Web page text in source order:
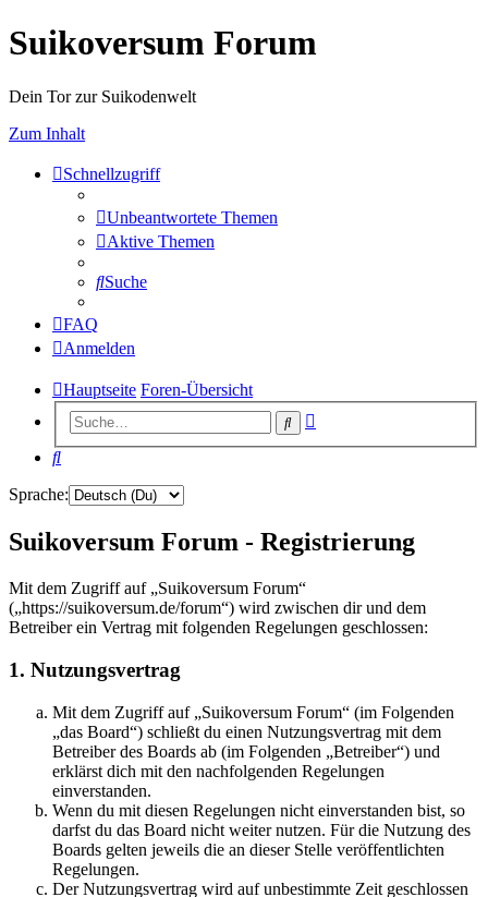
Suikoversum Forum
Dein Tor zur Suikodenwelt
Zum Inhalt
Schnellzugriff
Unbeantwortete Themen
Aktive Themen
Suche
FAQ
Anmelden
Hauptseite Foren-Übersicht
Suche
Suche
Sprache:
Suikoversum Forum - Registrierung
Mit dem Zugriff auf „Suikoversum Forum“
(„https://suikoversum.de/forum“) wird zwischen dir und dem
Betreiber ein Vertrag mit folgenden Regelungen geschlossen:
1. Nutzungsvertrag
Mit dem Zugriff auf „Suikoversum Forum“ (im Folgenden
„das Board“) schließt du einen Nutzungsvertrag mit dem
Betreiber des Boards ab (im Folgenden „Betreiber“) und
erklärst dich mit den nachfolgenden Regelungen
einverstanden.
Wenn du mit diesen Regelungen nicht einverstanden bist, so
darfst du das Board nicht weiter nutzen. Für die Nutzung des
Boards gelten jeweils die an dieser Stelle veröffentlichten
Regelungen.
Der Nutzungsvertrag wird auf unbestimmte Zeit geschlossen